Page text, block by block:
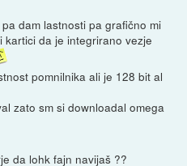
dam lastnosti pa grafično mi
da je integrirano vezje
pomnilnika ali je 128 bit al
zato sm si downloadal omega
da lohk fajn navijaš ??